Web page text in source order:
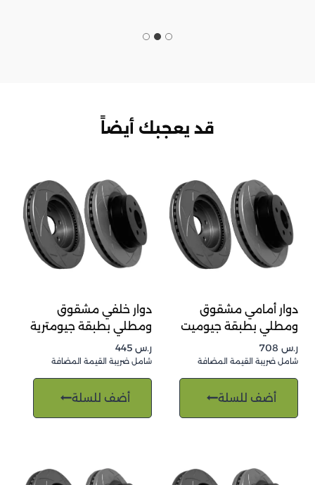
قد يعجبك أيضاً
دوار أمامي مشقوق
ومطلي بطبقة جيوميت
ر.س
شامل ضريبة القيمة المضافة
أضف للسلة
دوار خلفي مشقوق
ومطلي بطبقة جيومترية
ر.س
شامل ضريبة القيمة المضافة
أضف للسلة